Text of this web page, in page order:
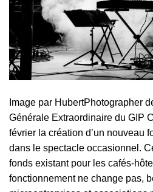
Image par HubertPhotographer
Générale Extraordinaire du GIP
février la création d’un nouveau
dans le spectacle occasionnel.
fonds existant pour les cafés-
fonctionnement ne change pas,